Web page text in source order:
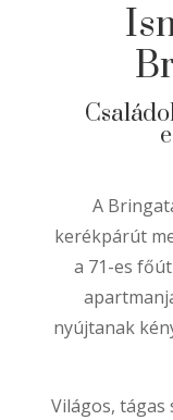
A
kerékpárút
a 71-es
nyújtanak
Világos, tágas